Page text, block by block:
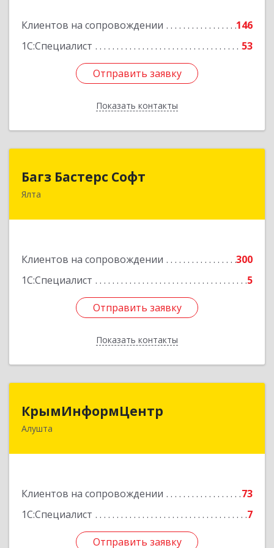
Клиентов на сопровождении
146
1С:Специалист
53
Отправить заявку
Показать контакты
Отправить заявку
Назад
Багз Бастерс Софт
Ялта
Клиентов на сопровождении
300
1С:Специалист
5
Отправить заявку
Показать контакты
Багз Бастерс Софт
298603, Крым Респ, Ялта г, Свердлова ул, дом №
Отправить заявку
Назад
КрымИнформЦентр
Алушта
Клиентов на сопровождении
73
1С:Специалист
7
Отправить заявку
298500, Крым Респ, Алушта г, Горького ул, дом
Отправить заявку